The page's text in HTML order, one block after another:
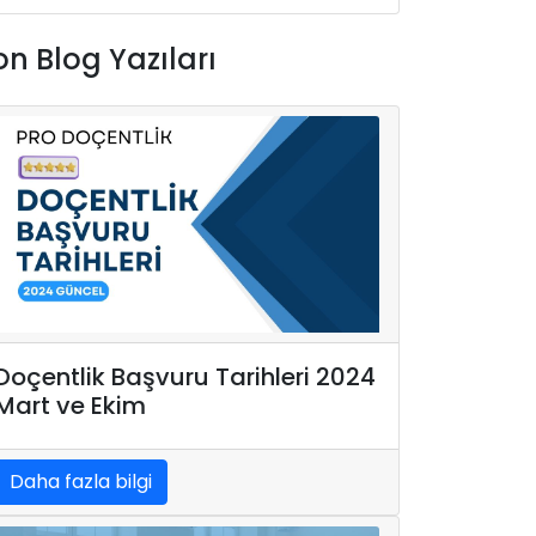
Blog Yazıları
Başvuru Tarihleri 2024
ve Ekim
Daha fazla bilgi